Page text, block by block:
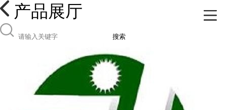
产品展厅
搜索